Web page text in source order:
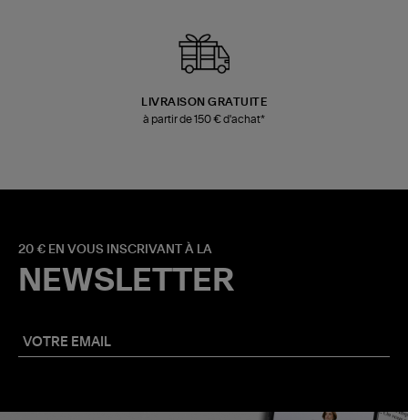
LIVRAISON GRATUITE
à partir de 150 € d'achat*
20 € EN VOUS INSCRIVANT À LA
NEWSLETTER